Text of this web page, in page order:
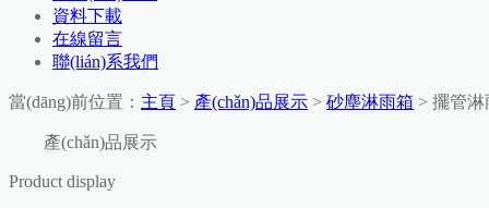
資料下載
在線留言
聯(lián)系我們
當(dāng)前位置： 主頁 > 產(chǎn)品展示 > 砂塵淋雨箱 > 擺管
產(chǎn)品展示
Product display